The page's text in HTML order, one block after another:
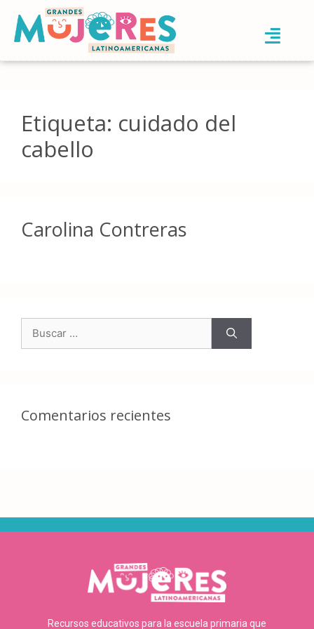
Etiqueta: cuidado del
cabello
Carolina Contreras
Comentarios recientes
Recursos educativos para la escuela primaria que